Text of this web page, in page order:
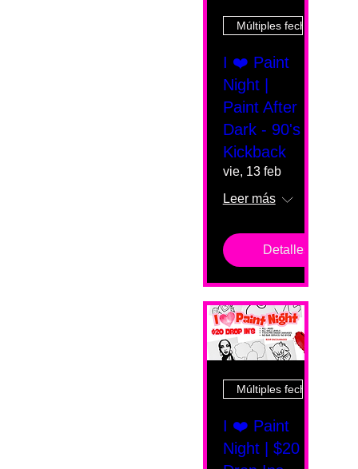
Múltiples fechas
I ❤️ Paint
Night |
Paint After
Dark - 90's
Kickback
vie, 13 feb
Leer más
Detalles
Múltiples fechas
I ❤️ Paint
Night | $20